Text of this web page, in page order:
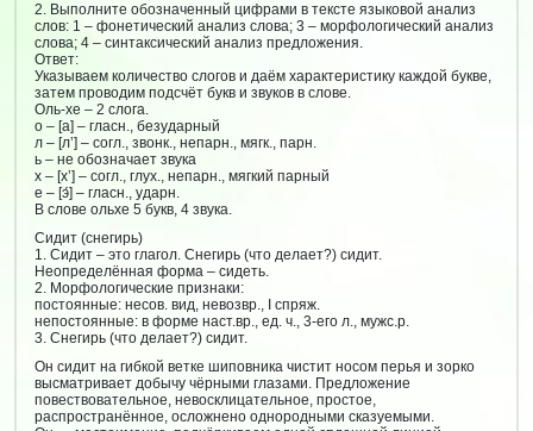
2. Выполните обозначенный цифрами в тексте языковой анализ
слов: 1 – фонетический анализ слова; 3 – морфологический анализ
слова; 4 – синтаксический анализ предложения.
Ответ:
Указываем количество слогов и даём характеристику каждой букве,
затем проводим подсчёт букв и звуков в слове.
Оль-хе – 2 слога.
о – [а] – гласн., безударный
л – [л’] – согл., звонк., непарн., мягк., парн.
ь – не обозначает звука
х – [х’] – согл., глух., непарн., мягкий парный
е – [э́] – гласн., ударн.
В слове ольхе 5 букв, 4 звука.
Сидит (снегирь)
1. Сидит – это глагол. Снегирь (что делает?) сидит.
Неопределённая форма – сидеть.
2. Морфологические признаки:
постоянные: несов. вид, невозвр., I спряж.
непостоянные: в форме наст.вр., ед. ч., 3-его л., мужс.р.
3. Снегирь (что делает?) сидит.
Он сидит на гибкой ветке шиповника чистит носом перья и зорко
высматривает добычу чёрными глазами. Предложение
повествовательное, невосклицательное, простое,
распространённое, осложнено однородными сказуемыми.